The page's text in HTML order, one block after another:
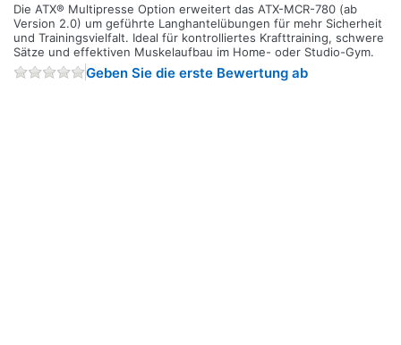
Die ATX® Multipresse Option erweitert das ATX-MCR-780 (ab
Version 2.0) um geführte Langhantelübungen für mehr Sicherheit
und Trainingsvielfalt. Ideal für kontrolliertes Krafttraining, schwere
Sätze und effektiven Muskelaufbau im Home- oder Studio-Gym.
Geben Sie die erste Bewertung ab